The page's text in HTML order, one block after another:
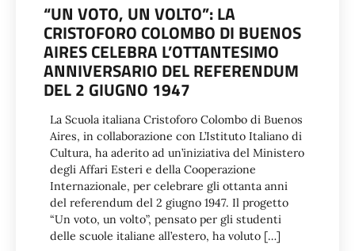
“UN VOTO, UN VOLTO”: LA
CRISTOFORO COLOMBO DI BUENOS
AIRES CELEBRA L’OTTANTESIMO
ANNIVERSARIO DEL REFERENDUM
DEL 2 GIUGNO 1947
La Scuola italiana Cristoforo Colombo di Buenos
Aires, in collaborazione con L’Istituto Italiano di
Cultura, ha aderito ad un’iniziativa del Ministero
degli Affari Esteri e della Cooperazione
Internazionale, per celebrare gli ottanta anni
del referendum del 2 giugno 1947. Il progetto
“Un voto, un volto”, pensato per gli studenti
delle scuole italiane all’estero, ha voluto […]